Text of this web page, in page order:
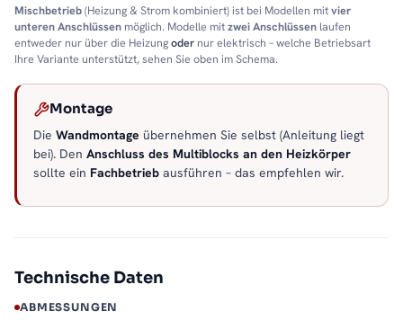
Mischbetrieb(Heizung & Strom kombiniert) ist bei Modellen mitvier
unteren Anschlüssen möglich. Modelle mitzwei Anschlüssen laufen
entweder nur über die Heizungoder nur elektrisch – welche Betriebsart
Ihre Variante unterstützt, sehen Sie oben im Schema.
Montage
Die Wandmontage übernehmen Sie selbst (Anleitung liegt
bei). Den Anschluss des Multiblocks an den Heizkörper
sollte ein Fachbetrieb ausführen – das empfehlen wir.
Technische Daten
ABMESSUNGEN